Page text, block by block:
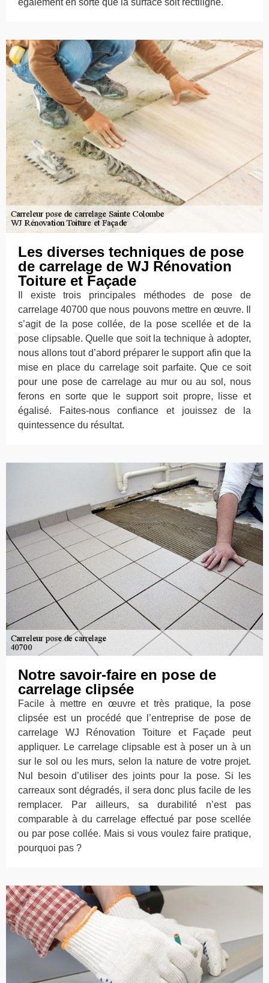
Les diverses techniques de pose
de carrelage de WJ Rénovation
Toiture et Façade
Il existe trois principales méthodes de pose de
carrelage 40700 que nous pouvons mettre en œuvre. Il
s’agit de la pose collée, de la pose scellée et de la
pose clipsable. Quelle que soit la technique à adopter,
nous allons tout d’abord préparer le support afin que la
mise en place du carrelage soit parfaite. Que ce soit
pour une pose de carrelage au mur ou au sol, nous
ferons en sorte que le support soit propre, lisse et
égalisé. Faites-nous confiance et jouissez de la
quintessence du résultat.
Notre savoir-faire en pose de
carrelage clipsée
Facile à mettre en œuvre et très pratique, la pose
clipsée est un procédé que l’entreprise de pose de
carrelage WJ Rénovation Toiture et Façade peut
appliquer. Le carrelage clipsable est à poser un à un
sur le sol ou les murs, selon la nature de votre projet.
Nul besoin d’utiliser des joints pour la pose. Si les
carreaux sont dégradés, il sera donc plus facile de les
remplacer. Par ailleurs, sa durabilité n’est pas
comparable à du carrelage effectué par pose scellée
ou par pose collée. Mais si vous voulez faire pratique,
pourquoi pas ?